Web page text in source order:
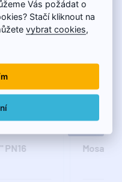
PN16
Vás požádat o
Stačí kliknout na
vybrat cookies